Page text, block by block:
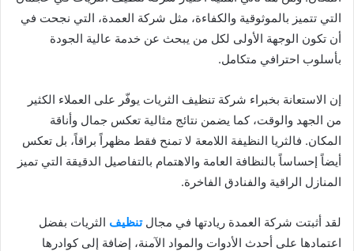
التي تتميز بالموثوقية والكفاءة، مثل شركة العمدة، التي نجحت في
أن تكون الوجهة الأولى لكل من يبحث عن خدمة عالية الجودة
بأسلوب احترافي متكامل.
إن الاستعانة بخبراء شركة تنظيف الثريات يوفّر على العملاء الكثير
من الجهد والوقت، كما يضمن نتائج مثالية تعكس جمال وأناقة
المكان. فالثريا النظيفة اللامعة لا تمنح فقط مظهراً براقاً، بل تعكس
أيضاً إحساساً بالنظافة العامة والاهتمام بالتفاصيل الدقيقة التي تميز
المنازل الراقية والفنادق الفاخرة.
لقد أثبتت شركة العمدة ريادتها في مجالتنظيف الثريات بفضل
اعتمادها على أحدث الأدوات والمواد الآمنة، إضافة إلى كوادرها